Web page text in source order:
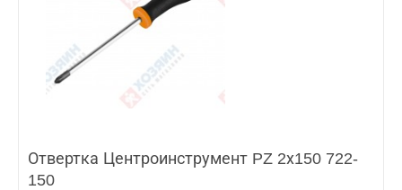
Отвертка Центроинструмент PZ 2х150 722-
150